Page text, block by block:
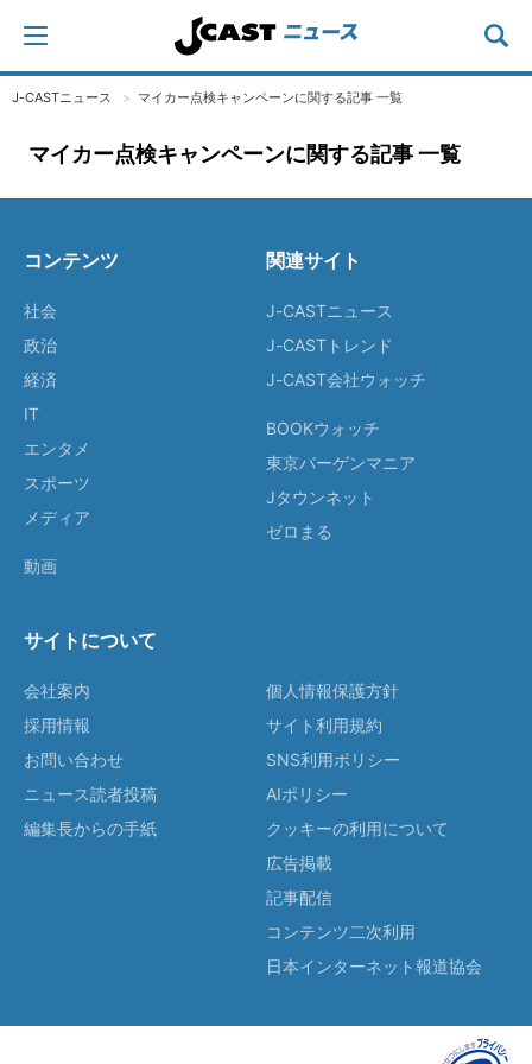
J-CASTニュース マイカー点検キャンペーンに関する記事 一覧
マイカー点検キャンペーンに関する記事 一覧
コンテンツ
社会
政治
経済
IT
エンタメ
スポーツ
メディア
動画
関連サイト
J-CASTニュース
J-CASTトレンド
J-CAST会社ウォッチ
BOOKウォッチ
東京バーゲンマニア
Jタウンネット
ゼロまる
サイトについて
会社案内
採用情報
お問い合わせ
ニュース読者投稿
編集長からの手紙
個人情報保護方針
サイト利用規約
SNS利用ポリシー
AIポリシー
クッキーの利用について
広告掲載
記事配信
コンテンツ二次利用
日本インターネット報道協会